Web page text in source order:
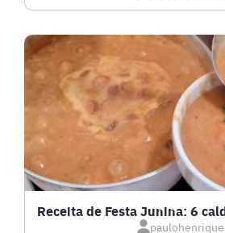
Receita de Festa Junina: 6
paulohenrique